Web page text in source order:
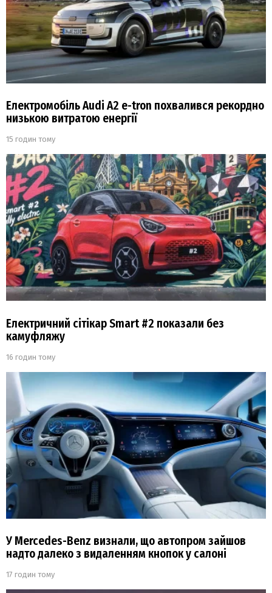
Електромобіль Audi A2 e-tron похвалився рекордно
низькою витратою енергії
15 годин тому
Електричний сітікар Smart #2 показали без
камуфляжу
16 годин тому
У Mercedes-Benz визнали, що автопром зайшов
надто далеко з видаленням кнопок у салоні
17 годин тому